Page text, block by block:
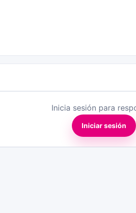
Inicia sesión para
Iniciar sesión